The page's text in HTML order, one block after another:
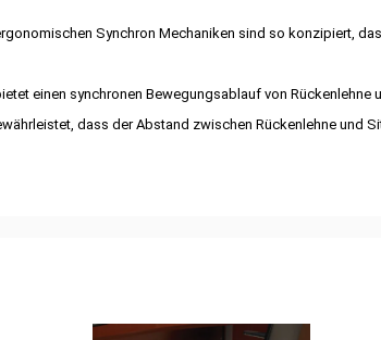
Synchron Mechaniken sind so konzipiert,
einen synchronen Bewegungsablauf von
dass der Abstand zwischen Rückenlehne und